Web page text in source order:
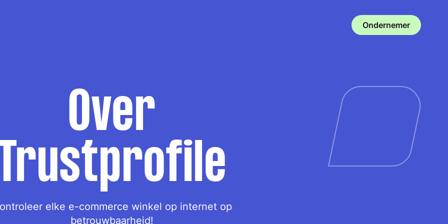
Ondernemer
Over
elke e-commerce winkel op internet op
betrouwbaarheid!